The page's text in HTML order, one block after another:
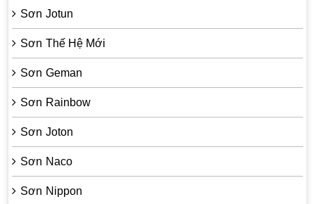
Sơn Jotun
Sơn Thế Hệ Mới
Sơn Geman
Sơn Rainbow
Sơn Joton
Sơn Naco
Sơn Nippon